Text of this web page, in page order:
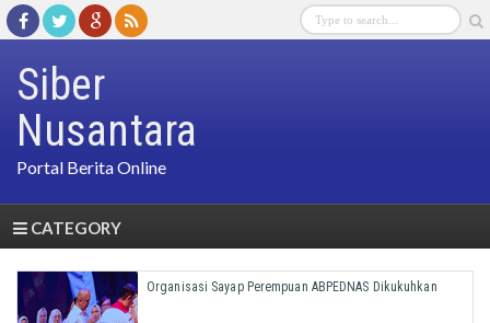
Siber
Nusantara
Portal Berita Online
CATEGORY
Organisasi Sayap Perempuan ABPEDNAS Dikukuhkan